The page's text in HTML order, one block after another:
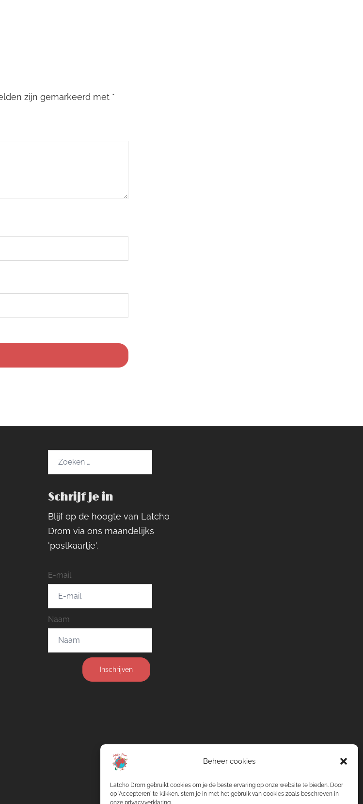
Beheer cookies
Latcho Drom gebruikt cookies om je de beste ervaring op onze website te bieden. Door
op 'Accepteren' te klikken, stem je in met het gebruik van cookies zoals beschreven in
onze privacyverklaring.
zijn gemarkeerd met *
Schrijf je in
Blijf op de hoogte van Latcho
Drom via ons maandelijks
'postkaartje'.
E-mail
Naam
Inschrijven